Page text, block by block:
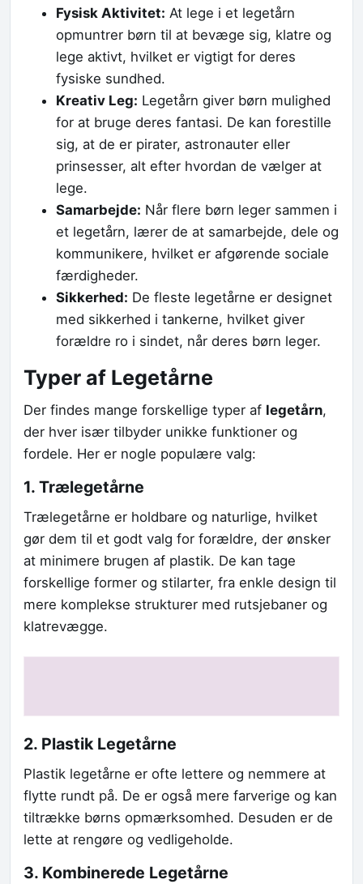
Fysisk Aktivitet: At lege i et legetårn
opmuntrer børn til at bevæge sig, klatre og
lege aktivt, hvilket er vigtigt for deres
fysiske sundhed.
Kreativ Leg: Legetårn giver børn mulighed
for at bruge deres fantasi. De kan forestille
sig, at de er pirater, astronauter eller
prinsesser, alt efter hvordan de vælger at
lege.
Samarbejde: Når flere børn leger sammen i
et legetårn, lærer de at samarbejde, dele og
kommunikere, hvilket er afgørende sociale
færdigheder.
Sikkerhed: De fleste legetårne er designet
med sikkerhed i tankerne, hvilket giver
forældre ro i sindet, når deres børn leger.
Typer af Legetårne
Der findes mange forskellige typer af legetårn,
der hver især tilbyder unikke funktioner og
fordele. Her er nogle populære valg:
1. Trælegetårne
Trælegetårne er holdbare og naturlige, hvilket
gør dem til et godt valg for forældre, der ønsker
at minimere brugen af plastik. De kan tage
forskellige former og stilarter, fra enkle design til
mere komplekse strukturer med rutsjebaner og
klatrevægge.
2. Plastik Legetårne
Plastik legetårne er ofte lettere og nemmere at
flytte rundt på. De er også mere farverige og kan
tiltrække børns opmærksomhed. Desuden er de
lette at rengøre og vedligeholde.
3. Kombinerede Legetårne